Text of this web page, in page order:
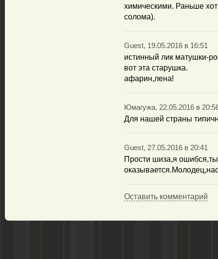
химическими. Раньше
солома).
Guest, 19.05.2016 в 16:51
истинный лик матушки-
вот эта старушка.
афарин,лена!
Юмагужа, 22.05.2016 в
Для нашей страны
Guest, 27.05.2016 в 20:41
Прости шиза,я
Оставить комментарий